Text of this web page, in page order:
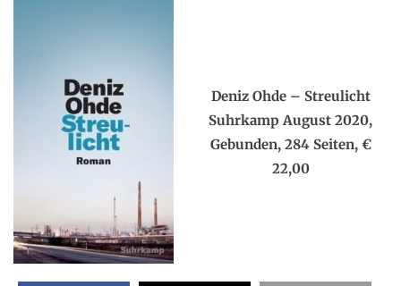
Deniz Ohde – Streulicht
Suhrkamp August 2020,
Gebunden, 284 Seiten, €
22,00